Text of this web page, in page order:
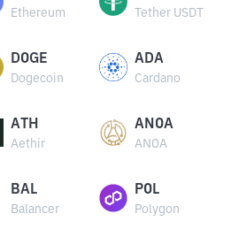
Ethereum Tether USDT
DOGE
Dogecoin
ADA
Cardano
ATH
Aethir
ANOA
ANOA
BAL
Balancer
POL
Polygon